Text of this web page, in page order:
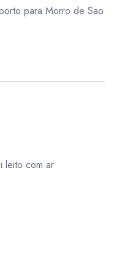
para Morro de Sao
leito com ar